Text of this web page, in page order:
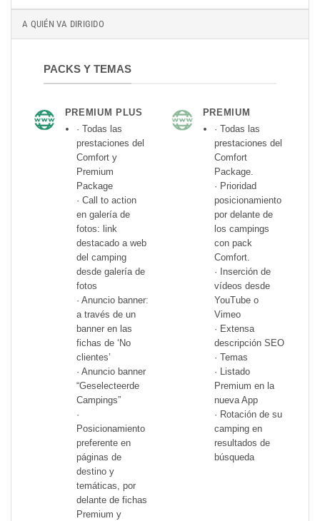
A QUIÉN VA DIRIGIDO
PACKS Y TEMAS
PREMIUM PLUS
· Todas las
prestaciones del
Comfort y
Premium
Package
· Call to action
en galería de
fotos: link
destacado a web
del camping
desde galería de
fotos
· Anuncio banner:
a través de un
banner en las
fichas de ‘No
clientes’
· Anuncio banner
“Geselecteerde
Campings”
·
Posicionamiento
preferente en
páginas de
destino y
temáticas, por
delante de fichas
Premium y
PREMIUM
· Todas las
prestaciones del
Comfort
Package.
· Prioridad
posicionamiento
por delante de
los campings
con pack
Comfort.
· Inserción de
vídeos desde
YouTube o
Vimeo
· Extensa
descripción SEO
· Temas
· Listado
Premium en la
nueva App
· Rotación de su
camping en
resultados de
búsqueda